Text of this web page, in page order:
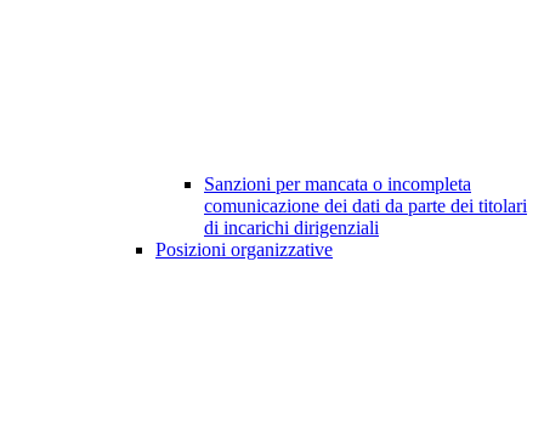
Sanzioni per mancata o incompleta
comunicazione dei dati da parte dei titolari
di incarichi dirigenziali
Posizioni organizzative